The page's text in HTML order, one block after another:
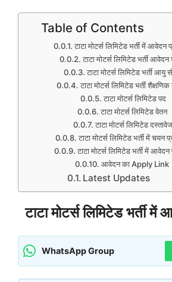
Table of Contents
टाटा मोटर्स लिमिटेड भर्ती में आवेदन
टाटा मोटर्स लिमिटेड भर्ती
टाटा मोटर्स लिमिटेड भर्ती आयु
टाटा मोटर्स लिमिटेड भर्ती शैक्षणिक
टाटा मोटर्स लिमिटेड पद
टाटा मोटर्स लिमिटेड वेतन
टाटा मोटर्स लिमिटेड
टाटा मोटर्स लिमिटेड भर्ती में चयन
टाटा मोटर्स लिमिटेड भर्ती में
आवेदन का Apply Link
Latest Updates
टाटा मोटर्स लिमिटेड भर्ती में
WhatsApp Group